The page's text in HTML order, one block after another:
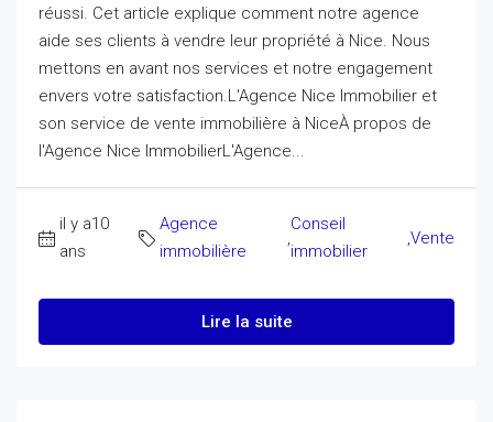
réussi. Cet article explique comment notre agence
aide ses clients à vendre leur propriété à Nice. Nous
mettons en avant nos services et notre engagement
envers votre satisfaction.L'Agence Nice Immobilier et
son service de vente immobilière à NiceÀ propos de
l'Agence Nice ImmobilierL'Agence...
il y a10
ans
Agence
immobilière
,
Conseil
immobilier
,Vente
Lire la suite